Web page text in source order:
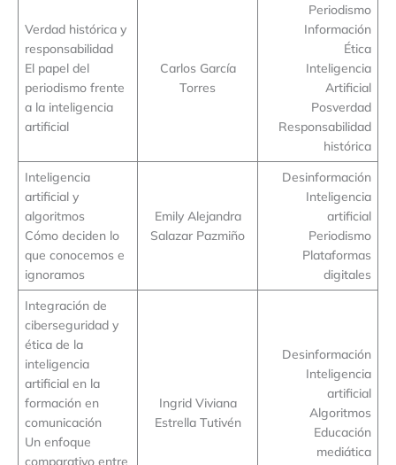
Verdad histórica y
responsabilidad
El papel del
periodismo frente
a la inteligencia
artificial
Carlos García
Torres
Periodismo
Información
Ética
Inteligencia
Artificial
Posverdad
Responsabilidad
histórica
Inteligencia
artificial y
algoritmos
Cómo deciden lo
que conocemos e
ignoramos
Emily Alejandra
Salazar Pazmiño
Desinformación
Inteligencia
artificial
Periodismo
Plataformas
digitales
Integración de
ciberseguridad y
ética de la
inteligencia
artificial en la
formación en
comunicación
Un enfoque
comparativo entre
Ingrid Viviana
Estrella Tutivén
Desinformación
Inteligencia
artificial
Algoritmos
Educación
mediática